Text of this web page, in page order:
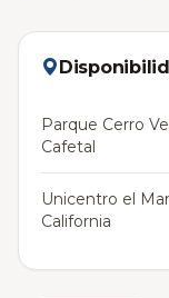
Parque Cerro
Cafetal
Unicentro el
California